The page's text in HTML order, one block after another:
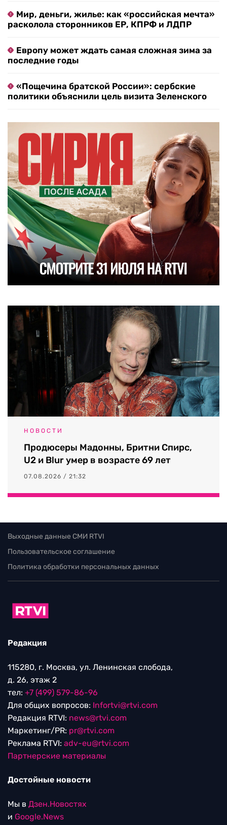
Мир, деньги, жилье: как «российская мечта»
расколола сторонников ЕР, КПРФ и ЛДПР
Европу может ждать самая сложная зима за
последние годы
«Пощечина братской России»: сербские
политики объяснили цель визита Зеленского
НОВОСТИ
Продюсеры Мадонны, Бритни Спирс,
U2 и Blur умер в возрасте 69 лет
07.08.2026 / 21:32
Выходные данные СМИ RTVI
Пользовательское соглашение
Политика обработки персональных данных
Редакция
115280, г. Москва, ул. Ленинская слобода,
д. 26, этаж 2
тел: +7 (499) 579-86-96
Для общих вопросов: Infortvi@rtvi.com
Редакция RTVI: news@rtvi.com
Маркетинг/PR: pr@rtvi.com
Реклама RTVI: adv-eu@rtvi.com
Партнерские материалы
Достойные новости
Мы в Дзен.Новостях
и Google.News